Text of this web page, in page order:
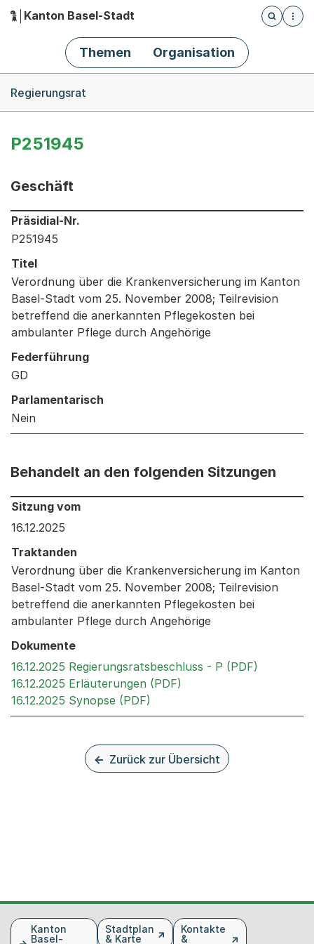
Hauptnavigation
Kanton Basel-Stadt
Öffnet
Themen Organisation
Regierungsrat
P251945
Geschäft
Informationen zum Ausgewählten Geschäft
Präsidial-Nr.
P251945
Titel
Verordnung über die Krankenversicherung im Kanton
Basel-Stadt vom 25. November 2008; Teilrevision
betreffend die anerkannten Pflegekosten bei
ambulanter Pflege durch Angehörige
Federführung
GD
Parlamentarisch
Nein
Behandelt an den folgenden Sitzungen
Behandelt an den folgenden Sitzungen: Informationen
Sitzung vom
16.12.2025
Traktanden
Verordnung über die Krankenversicherung im Kanton
Basel-Stadt vom 25. November 2008; Teilrevision
betreffend die anerkannten Pflegekosten bei
ambulanter Pflege durch Angehörige
Dokumente
16.12.2025 Regierungsratsbeschluss - P (PDF)
16.12.2025 Erläuterungen (PDF)
16.12.2025 Synopse (PDF)
Zurück zur Übersicht
FusszeileKanton
Basel-
Stadtplan
& Karte
Kontakte
&